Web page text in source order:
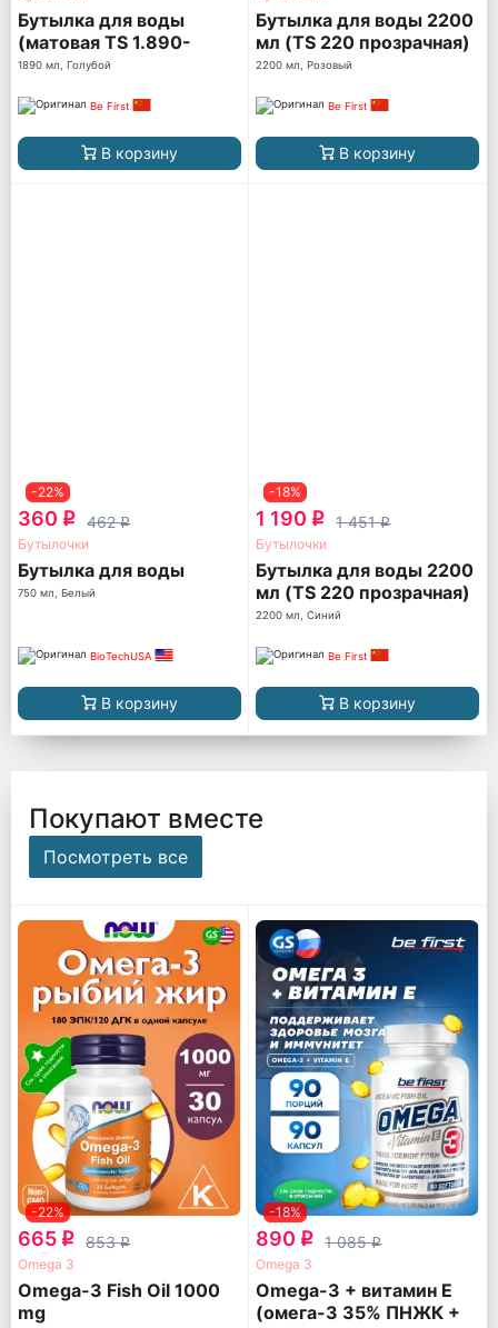
Бутылка для воды
(матовая TS 1.890-
FROST)
1890 мл, Голубой
Be First
В корзину
Бутылка для воды 2200
мл (TS 220 прозрачная)
2200 мл, Розовый
Be First
В корзину
-22%
360 q 462q
Бутылочки
Бутылка для воды
750 мл, Белый
BioTechUSA
В корзину
-18%
1 190 q 1 451q
Бутылочки
Бутылка для воды 2200
мл (TS 220 прозрачная)
2200 мл, Синий
Be First
В корзину
Покупают вместе
Посмотреть все
-22%
665 q 853q
Omega 3
Omega-3 Fish Oil 1000
mg
-18%
890 q 1 085q
Omega 3
Omega-3 + витамин Е
(омега-3 35% ПНЖК +